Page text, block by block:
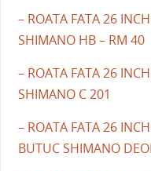
– ROATA FATA 26
SHIMANO HB – RM 40
– ROATA FATA 26
SHIMANO C 201
– ROATA FATA 26
BUTUC SHIMANO